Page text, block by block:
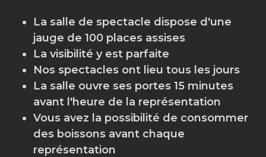
La salle de spectacle dispose d'une
jauge de 100 places assises
La visibilité y est parfaite
Nos spectacles ont lieu tous les jours
La salle ouvre ses portes 15 minutes
avant l'heure de la représentation
Vous avez la possibilité de consommer
des boissons avant chaque
représentation